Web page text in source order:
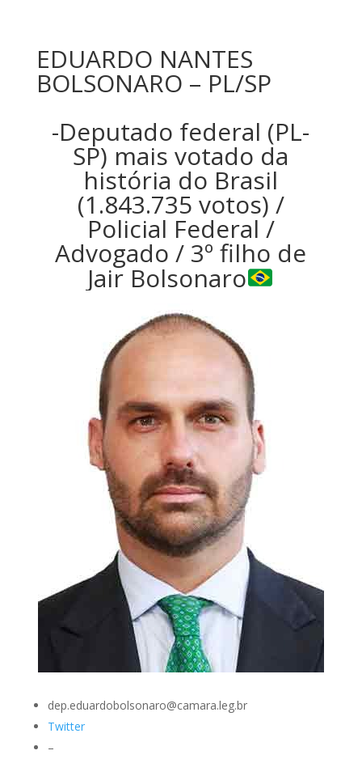
EDUARDO NANTES
BOLSONARO – PL/SP
-Deputado federal (PL-
SP) mais votado da
história do Brasil
(1.843.735 votos) /
Policial Federal /
Advogado / 3º filho de
Jair Bolsonaro
dep.eduardobolsonaro@camara.leg.br
Twitter
–